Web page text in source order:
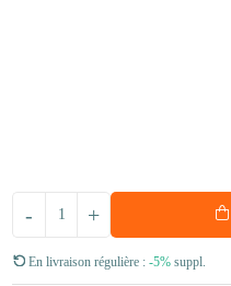
+
-
En livraison régulière : -5% suppl.